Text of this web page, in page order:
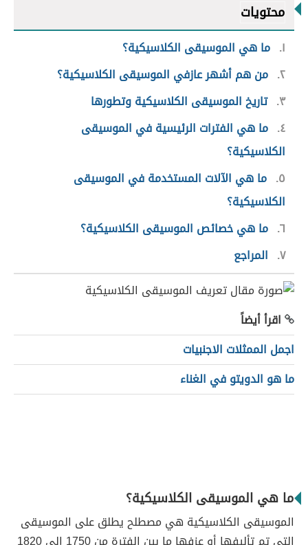
محتويات
١ ما هي الموسيقى الكلاسيكية؟
٢ من هم أشهر عازفي الموسيقى الكلاسيكية؟
٣ تاريخ الموسيقى الكلاسيكية وتطورها
٤ ما هي الفترات الرئيسية في الموسيقى
الكلاسيكية؟
٥ ما هي الآلات المستخدمة في الموسيقى
الكلاسيكية؟
٦ ما هي خصائص الموسيقى الكلاسيكية؟
٧ المراجع
اقرأ أيضاً
اجمل الممثلات الاجنبيات
ما هو الدويتو في الغناء
ما هي الموسيقى الكلاسيكية؟
الموسيقى الكلاسيكية هي مصطلح يطلق على الموسيقى